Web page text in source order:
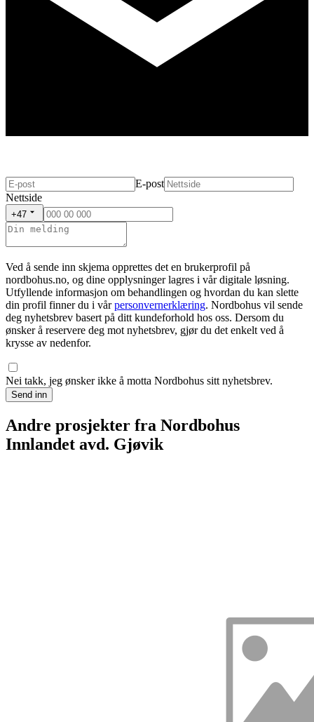
E-post
Nettside
+47
Ved å sende inn skjema opprettes det en brukerprofil på
nordbohus.no, og dine opplysninger lagres i vår digitale løsning.
Utfyllende informasjon om behandlingen og hvordan du kan slette
din profil finner du i vår personvernerklæring. Nordbohus vil sende
deg nyhetsbrev basert på ditt kundeforhold hos oss. Dersom du
ønsker å reservere deg mot nyhetsbrev, gjør du det enkelt ved å
krysse av nedenfor.
Nei takk, jeg ønsker ikke å motta Nordbohus sitt nyhetsbrev.
Send inn
Andre prosjekter fra Nordbohus
Innlandet avd. Gjøvik